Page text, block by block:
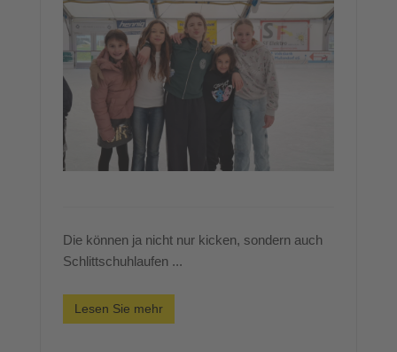
Die können ja nicht nur kicken, sondern auch
Schlittschuhlaufen ...
Lesen Sie mehr